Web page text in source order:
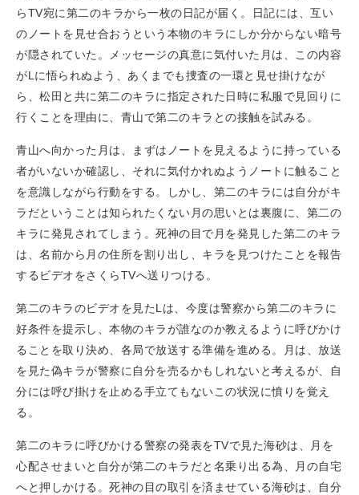
らTV宛に第二のキラから一枚の日記が届く。日記には、互い
のノートを見せ合おうという本物のキラにしか分からない暗号
が隠されていた。メッセージの真意に気付いた月は、この内容
がLに悟られぬよう、あくまでも捜査の一環と見せ掛けなが
ら、松田と共に第二のキラに指定された日時に私服で見回りに
行くことを理由に、青山で第二のキラとの接触を試みる。
青山へ向かった月は、まずはノートを見えるように持っている
者がいないか確認し、それに気付かれぬようノートに触ること
を意識しながら行動をする。しかし、第二のキラには自分がキ
ラだということは知られたくない月の思いとは裏腹に、第二の
キラに発見されてしまう。死神の目で月を発見した第二のキラ
は、名前から月の住所を割り出し、キラを見つけたことを報告
するビデオをさくらTVへ送りつける。
第二のキラのビデオを見たLは、今度は警察から第二のキラに
好条件を提示し、本物のキラが誰なのか教えるように呼びかけ
ることを取り決め、各局で放送する準備を進める。月は、放送
を見た偽キラが警察に自分を売るかもしれないと考えるが、自
分には呼び掛けを止める手立てもないこの状況に憤りを覚え
る。
第二のキラに呼びかける警察の発表をTVで見た海砂は、月を
心配させまいと自分が第二のキラだと名乗り出る為、月の自宅
へと押しかける。死神の目の取引を済ませている海砂は、自分